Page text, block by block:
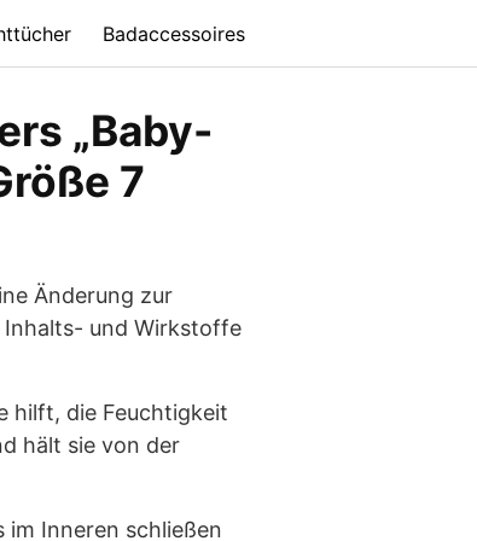
Badaccessoires
„Baby-
7
Änderung zur
Inhalts- und Wirkstoffe
hilft, die Feuchtigkeit
hält sie von der
im Inneren schließen